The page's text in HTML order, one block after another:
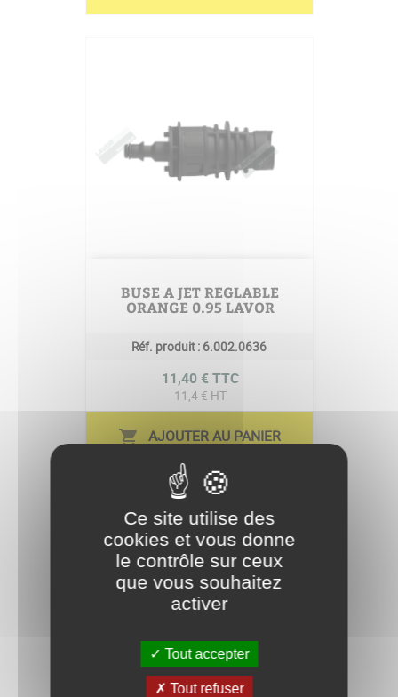
BUSE A JET REGLABLE
ORANGE 0.95 LAVOR
Réf. produit : 6.002.0636
Prix
11,40 € TTC
11,4 € HT
shopping_cart AJOUTER AU PANIER
Ce site utilise des
cookies et vous donne
le contrôle sur ceux
que vous souhaitez
activer
Tout accepter
Tout refuser